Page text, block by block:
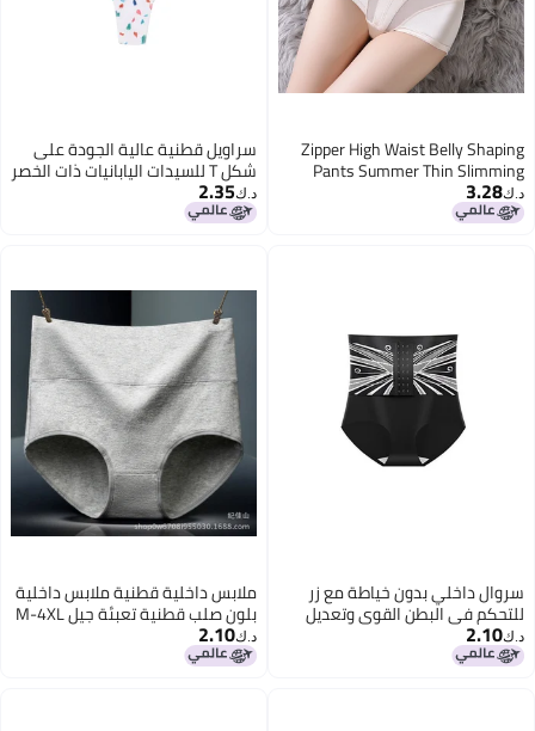
Zipper High Waist Belly Shaping
Pants Summer Thin Slimming
Postpartum Belly Contracting
Stomach Lifting Hip Shaping Pants
د.ك‏3.28
سراويل قطنية عالية الجودة على
شكل T للسيدات اليابانيات ذات الخصر
المنخفض
د.ك‏2.35
سروال داخلي بدون خياطة مع زر
للتحكم في البطن القوي وتعديل
الأرداف القوي لتشكيل الجسم
د.ك‏2.10
ملابس داخلية قطنية ملابس داخلية
بلون صلب قطنية تعبئة جيل M-4XL
Tmall حجم كبير
د.ك‏2.10